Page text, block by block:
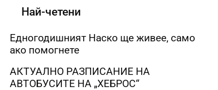
Най-четени
Едногодишният Наско ще живее, само
ако помогнете
АКТУАЛНО РАЗПИСАНИЕ НА
АВТОБУСИТЕ НА „ХЕБРОС“